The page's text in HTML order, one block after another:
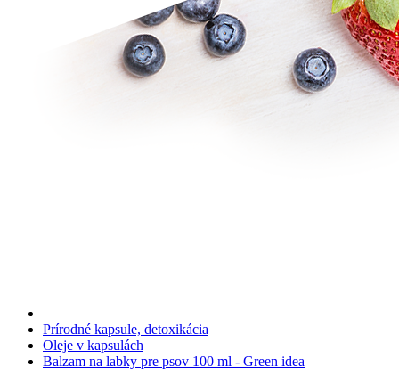
Prírodné kapsule, detoxikácia
Oleje v kapsulách
Balzam na labky pre psov 100 ml - Green idea